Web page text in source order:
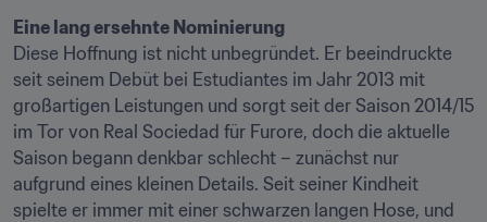
Eine lang ersehnte Nominierung
Diese Hoffnung ist nicht unbegründet. Er beeindruckte
seit seinem Debüt bei Estudiantes im Jahr 2013 mit
großartigen Leistungen und sorgt seit der Saison 2014/15
im Tor von Real Sociedad für Furore, doch die aktuelle
Saison begann denkbar schlecht – zunächst nur
aufgrund eines kleinen Details. Seit seiner Kindheit
spielte er immer mit einer schwarzen langen Hose, und